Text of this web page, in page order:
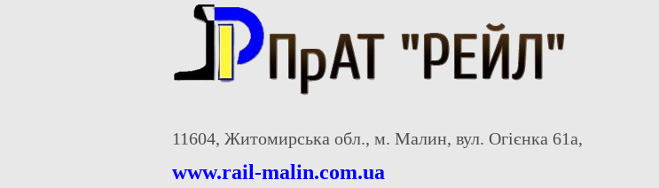
11604, Житомирська обл., м. Малин, вул. Огієнка 61а,
www.rail-malin.com.ua